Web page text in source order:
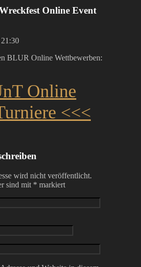
Online Event
21:30
BLUR Online Wettbewerben:
Online
<<<
wird nicht veröffentlicht.
sind mit * markiert